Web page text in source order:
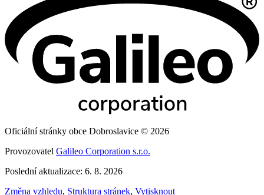
Oficiální stránky obce Dobroslavice © 2026
Provozovatel Galileo Corporation s.r.o.
Poslední aktualizace: 6. 8. 2026
Změna vzhledu, Struktura stránek, Vytisknout